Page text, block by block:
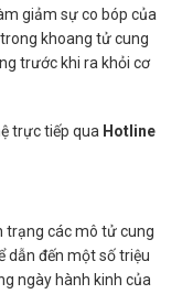
giảm sự co bóp của
khoang tử cung
trước khi ra khỏi cơ
trực tiếp qua Hotline
trạng các mô tử cung
dẫn đến một số triệu
ngày hành kinh của